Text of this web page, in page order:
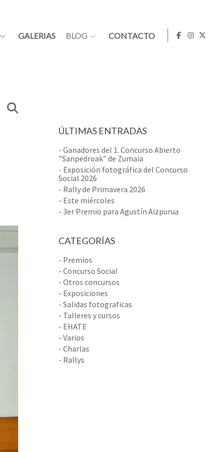
GALERIAS BLOG CONTACTO
ÚLTIMAS ENTRADAS
- Ganadores del 1. Concurso Abierto
"Sanpedroak" de Zumaia
- Exposición fotográfica del Concurso
Social 2026
- Rally de Primavera 2026
- Este miércoles
- 3er Premio para Agustín Aizpurua
CATEGORÍAS
- Premios
- Concurso Social
- Otros concursos
- Exposiciones
- Salidas fotograficas
- Talleres y cursos
- EHATE
- Varios
- Charlas
- Rallys